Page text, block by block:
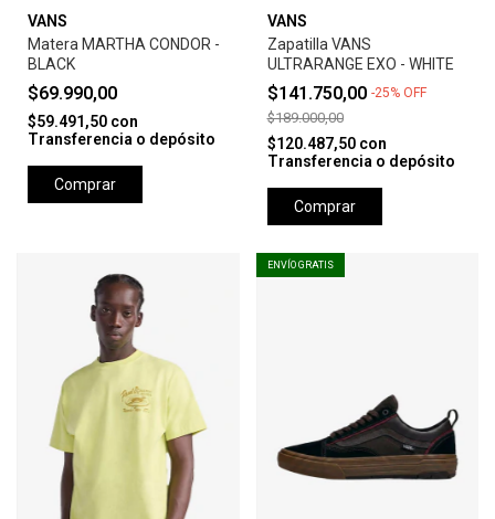
VANS
Matera MARTHA CONDOR -
BLACK
$69.990,00
$59.491,50 con
Transferencia o depósito
Comprar
VANS
Zapatilla VANS
ULTRARANGE EXO - WHITE
$141.750,00 -25% OFF
$189.000,00
$120.487,50 con
Transferencia o depósito
Comprar
ENVÍO GRATIS